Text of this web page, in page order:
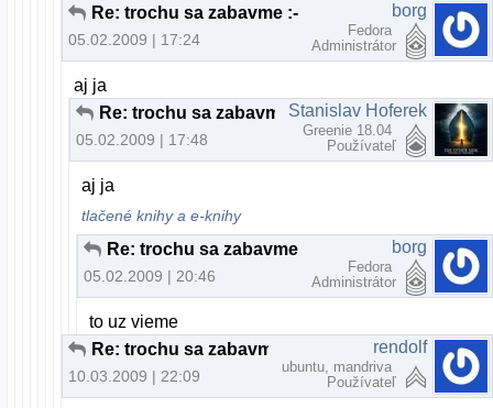
Re: trochu sa zabavme :-D
05.02.2009 | 17:24
borg
Fedora
Administrátor
aj ja
Re: trochu sa zabavme :-D
05.02.2009 | 17:48
Stanislav Hoferek
Greenie 18.04
Používateľ
aj ja
tlačené knihy a e-knihy
05.02.2009 | 20:46
borg
Fedora
Administrátor
to uz vieme
Re: trochu sa zabavme :-D
10.03.2009 | 22:09
rendolf
ubuntu, mandriva
Používateľ